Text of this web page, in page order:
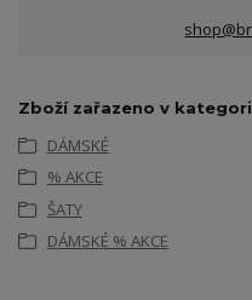
Zboží zařazeno v
DÁMSKÉ
% AKCE
ŠATY
DÁMSKÉ % AKCE